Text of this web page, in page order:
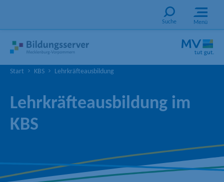
Suche Menü
Start KBS Lehrkräfteausbildung
Lehrkräfteausbildung im
KBS